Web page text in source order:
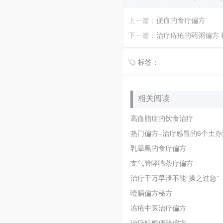
上一篇： 便血的食疗偏方
下一篇： 治疗痔疮的药粥偏方
标签：
相关阅读
高血脂症的饮食治疗
热门偏方–治疗感冒的6个土
乳晕黑的食疗偏方
支气管哮喘茶疗偏方
治疗千万早泄不能“操之过急”
噎膈偏方秘方
冻疮中医治疗偏方